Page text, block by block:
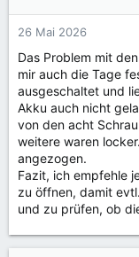
26 Mai 2026
Das Problem mit
mir auch die Tage
ausgeschaltet und
Akku auch nicht
von den acht
weitere waren
angezogen.
Fazit, ich empfehle
zu öffnen, damit
und zu prüfen, ob